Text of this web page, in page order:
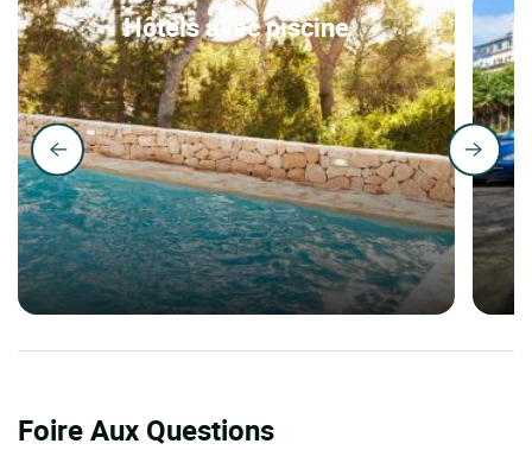
Hôtels avec piscine
Foire Aux Questions